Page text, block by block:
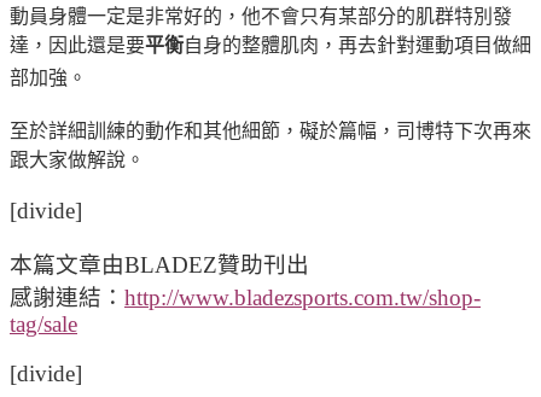
動員身體一定是非常好的，他不會只有某部分的肌群特別發
達，因此還是要平衡自身的整體肌肉，再去針對運動項目做細
部加強。
至於詳細訓練的動作和其他細節，礙於篇幅，司博特下次再來
跟大家做解說。
[divide]
本篇文章由BLADEZ贊助刊出
感謝連結： http://www.bladezsports.com.tw/shop-
tag/sale
[divide]